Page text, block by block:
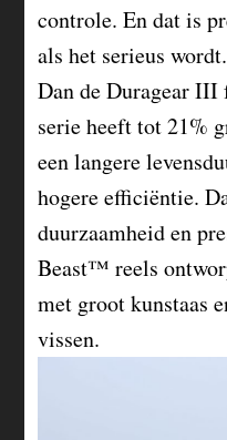
controle. En dat is
als het serieus wordt.
Dan de Duragear
serie heeft tot 21%
een langere
hogere efficiëntie.
duurzaamheid en
Beast™ reels
met groot kunstaas
vissen.